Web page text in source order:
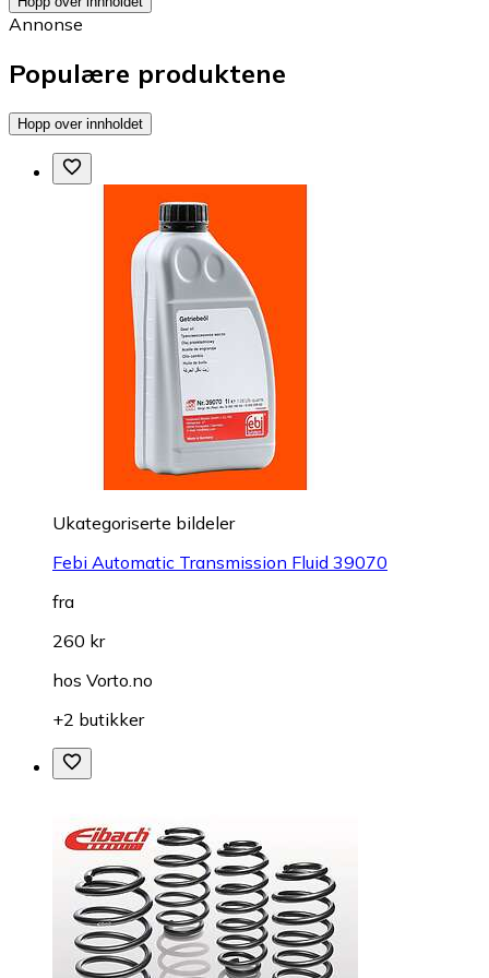
Annonse
Populære produktene
Hopp over innholdet
Ukategoriserte bildeler
Febi Automatic Transmission Fluid 39070
fra
260 kr
hos Vorto.no
+2 butikker